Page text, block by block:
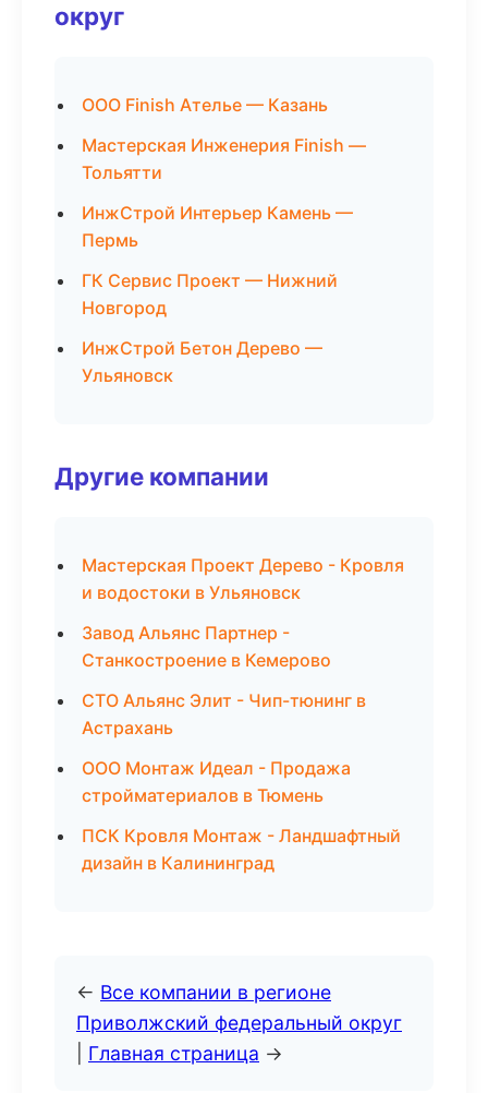
округ
ООО Finish Ателье — Казань
Мастерская Инженерия Finish —
Тольятти
ИнжСтрой Интерьер Камень —
Пермь
ГК Сервис Проект — Нижний
Новгород
ИнжСтрой Бетон Дерево —
Ульяновск
Другие компании
Мастерская Проект Дерево - Кровля
и водостоки в Ульяновск
Завод Альянс Партнер -
Станкостроение в Кемерово
СТО Альянс Элит - Чип-тюнинг в
Астрахань
ООО Монтаж Идеал - Продажа
стройматериалов в Тюмень
ПСК Кровля Монтаж - Ландшафтный
дизайн в Калининград
← Все компании в регионе
Приволжский федеральный округ
Главная страница →